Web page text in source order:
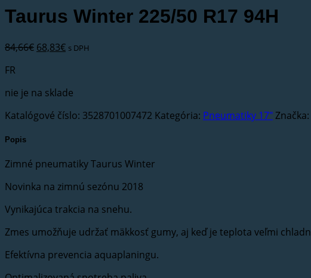
Taurus Winter 225/50 R17 94H
84,66€ Pôvodná
84,66€.
68,83€Aktuálna
68,83€.
s DPH
FR
nie je na sklade
Katalógové číslo: 3528701007472 Kategória: Pneumatiky 17"Značka:
Popis
Zimné pneumatiky Taurus Winter
Novinka na zimnú sezónu 2018
Vynikajúca trakcia na snehu.
Zmes umožňuje udržať mäkkosť gumy, aj keď je teplota veľmi
Efektívna prevencia aquaplaningu.